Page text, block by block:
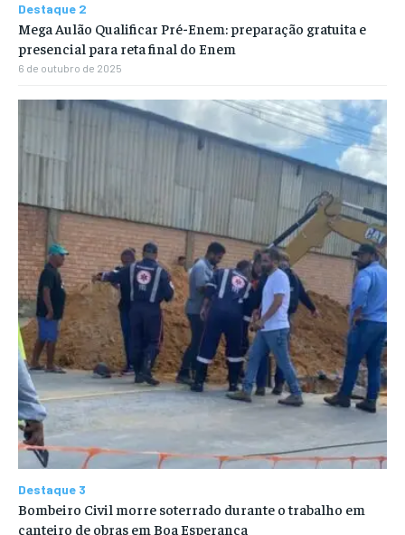
Destaque 2
Mega Aulão Qualificar Pré-Enem: preparação gratuita e
presencial para reta final do Enem
6 de outubro de 2025
Destaque 3
Bombeiro Civil morre soterrado durante o trabalho em
canteiro de obras em Boa Esperança